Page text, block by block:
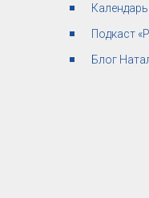
Подкаст
Блог